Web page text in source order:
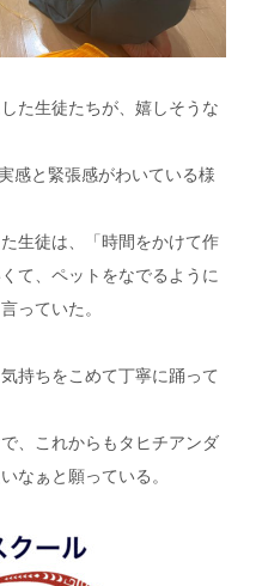
た生徒たちが、嬉しそうな
感と緊張感がわいている様
生徒は、
「時間をかけて作
て、ペットをなでるように
っていた。
持ちをこめて丁寧に踊って
、これからもタヒチアンダ
なぁと願っている。